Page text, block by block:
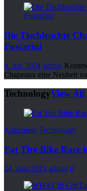
Die Tischleuchte
Foscarini
4. Juli 2024 admin
Chapeaux eine Neuheit
TechnologyView All
Allgemein Technology
Fat Tire Bike Race
24. Juni 2015 admin 0